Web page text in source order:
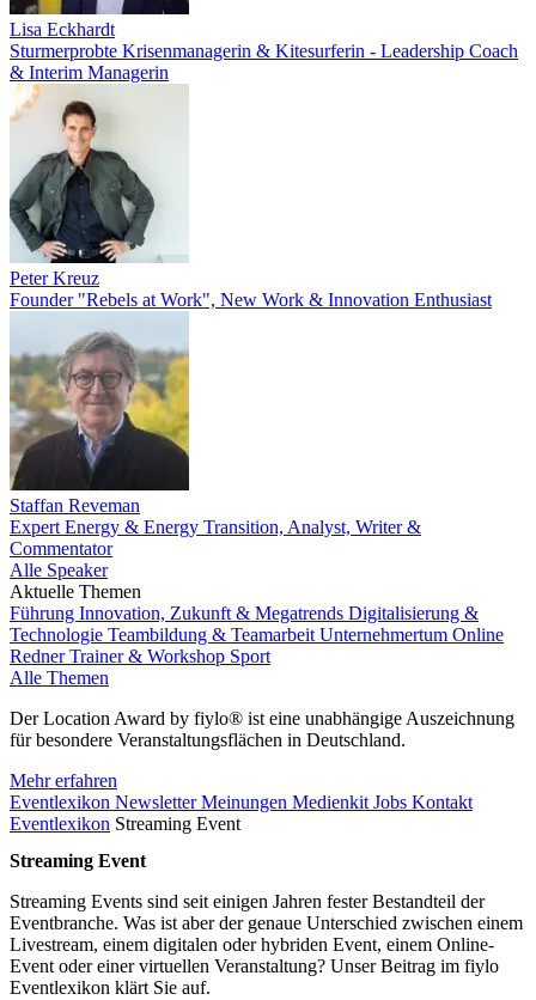
Lisa Eckhardt
Sturmerprobte Krisenmanagerin & Kitesurferin - Leadership Coach
& Interim Managerin
Peter Kreuz
Founder "Rebels at Work", New Work & Innovation Enthusiast
Staffan Reveman
Expert Energy & Energy Transition, Analyst, Writer &
Commentator
Alle Speaker
Aktuelle Themen
Führung Innovation, Zukunft & Megatrends Digitalisierung &
Technologie Teambildung & Teamarbeit Unternehmertum Online
RednerTrainer & Workshop Sport
Alle Themen
Der Location Award by fiylo® ist eine unabhängige Auszeichnung
für besondere Veranstaltungsflächen in Deutschland.
Mehr erfahren
Eventlexikon NewsletterMeinungen Medienkit Jobs Kontakt
Eventlexikon Streaming Event
Streaming Event
Streaming Events sind seit einigen Jahren fester Bestandteil der
Eventbranche. Was ist aber der genaue Unterschied zwischen einem
Livestream, einem digitalen oder hybriden Event, einem Online-
Event oder einer virtuellen Veranstaltung? Unser Beitrag im fiylo
Eventlexikon klärt Sie auf.